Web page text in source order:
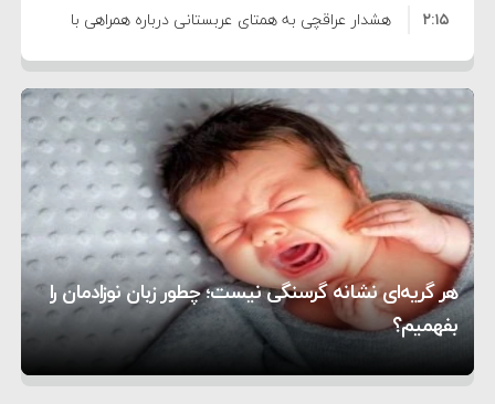
هشدار عراقچی به همتای عربستانی درباره همراهی با
آمریکا
۲:۱۵
مقام ارشد امنیتی: برنامه گسترده‌ای برای پاسخ به
دیوانگی آمریکا داریم
۷:۱۰
ترامپ دستور حملات جدید علیه ایران را صادر کرد
۵:۴۵
سپاه: دو نفتکش متخلف مورد اصابت قرار گرفته و
متوقف شدند
۱۲:۵۹
ترامپ مدعی توافق تاریخی برای خلع سلاح کامل
حماس شد
۸:۵۷
اعتراض عراقچی به همتای بلغارستانی به دلیل کمک
به آمریکا در حملات به ایران
۱۶:۱۹
کشورهایی که به متجاوزان کمک می کنند پاسخ
سختی خواهند گرفت
۱۰:۱۵
سنتکام پایان تجاوز جدید به ایران را اعلام کرد
۶:۰۵
هر گریه‌ای نشانه گرسنگی نیست؛ چطور زبان نوزادمان را
بفهمیم؟
تغذیه پدر می‌تواند بر سلامت نوزاد تأثیر بگذارد
روی دیگر زندگی